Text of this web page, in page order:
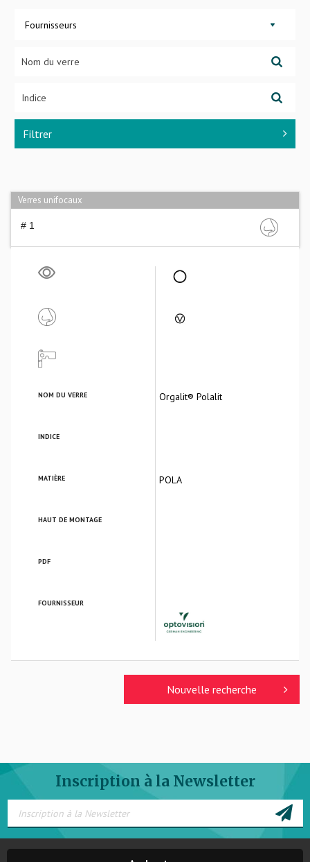
Fournisseurs
Filtrer
Verres unifocaux
# 1
NOM DU VERRE Orgalit® Polalit
INDICE
MATIÈRE POLA
HAUT DE MONTAGE
PDF
FOURNISSEUR
Nouvelle recherche
Inscription à la Newsletter